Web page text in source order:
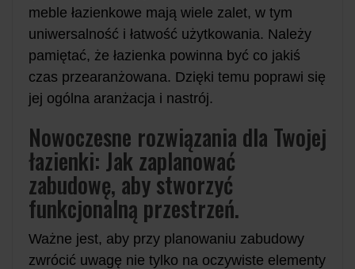
meble łazienkowe mają wiele zalet, w tym
uniwersalność i łatwość użytkowania. Należy
pamiętać, że łazienka powinna być co jakiś
czas przearanżowana. Dzięki temu poprawi się
jej ogólna aranżacja i nastrój.
Nowoczesne rozwiązania dla Twojej
łazienki: Jak zaplanować
zabudowę, aby stworzyć
funkcjonalną przestrzeń.
Ważne jest, aby przy planowaniu zabudowy
zwrócić uwagę nie tylko na oczywiste elementy